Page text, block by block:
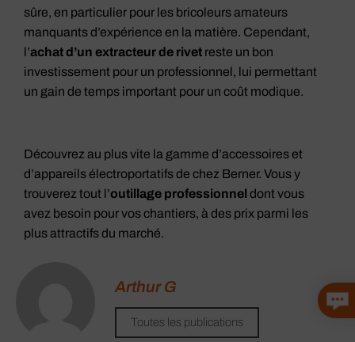
sûre, en particulier pour les bricoleurs amateurs
manquants d’expérience en la matière. Cependant,
l’achat d’un extracteur de rivet reste un bon
investissement pour un professionnel, lui permettant
un gain de temps important pour un coût modique.
Découvrez au plus vite la gamme d’accessoires et
d’appareils électroportatifs de chez Berner. Vous y
trouverez tout l’outillage professionnel dont vous
avez besoin pour vos chantiers, à des prix parmi les
plus attractifs du marché.
Arthur G
Toutes les publications